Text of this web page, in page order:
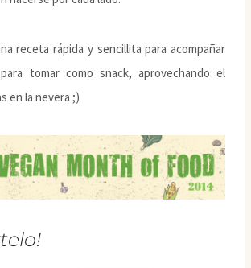
receta rápida y sencillita para acompañar
tomar como snack, aprovechando el
en la nevera ;)